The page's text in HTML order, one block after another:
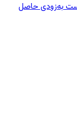
به‌زودی حاصل